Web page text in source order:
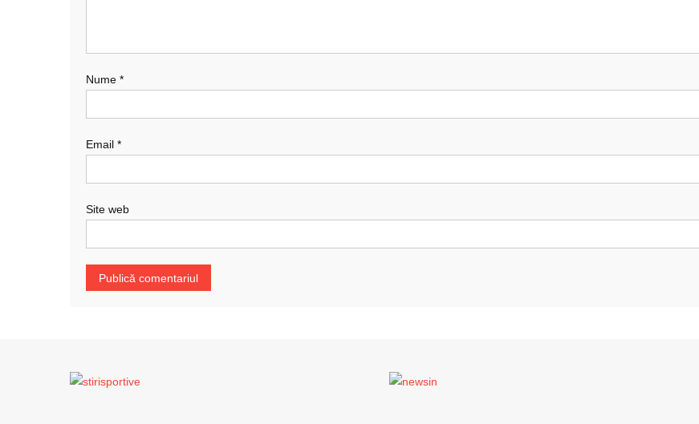
Nume *
Email *
Site web